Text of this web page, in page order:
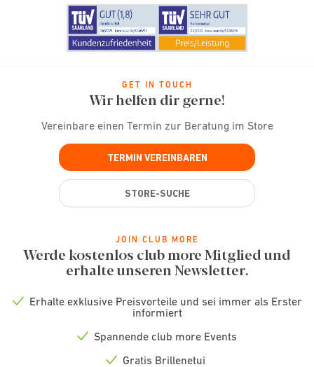
GET IN TOUCH
Wir helfen dir gerne!
Vereinbare einen Termin zur Beratung im Store
TERMIN VEREINBAREN
STORE-SUCHE
JOIN CLUB MORE
Werde kostenlos club more Mitglied und
erhalte unseren Newsletter.
Erhalte exklusive Preisvorteile und sei immer als Erster
informiert
Check
Spannende club more Events
Gratis Brillenetui